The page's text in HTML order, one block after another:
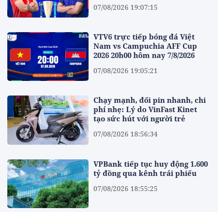
07/08/2026 19:07:15
VTV6 trực tiếp bóng đá Việt
Nam vs Campuchia AFF Cup
2026 20h00 hôm nay 7/8/2026
07/08/2026 19:05:21
Chạy mạnh, đổi pin nhanh, chi
phí nhẹ: Lý do VinFast Kinet
tạo sức hút với người trẻ
07/08/2026 18:56:34
VPBank tiếp tục huy động 1.600
tỷ đồng qua kênh trái phiếu
07/08/2026 18:55:25